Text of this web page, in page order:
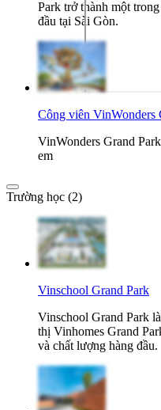
Park trở thành một
đầu tại Sài Gòn.
Công viên VinWonders
VinWonders Grand
em
Trường học (2)
Vinschool Grand Park
Vinschool Grand Park
thị Vinhomes Grand
và chất lượng hàng đầu.